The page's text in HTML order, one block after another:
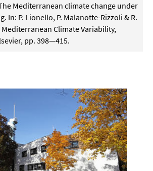
Mediterranean climate change under
In: P. Lionello, P. Malanotte-Rizzoli & R.
Mediterranean Climate Variability,
pp. 398—415.